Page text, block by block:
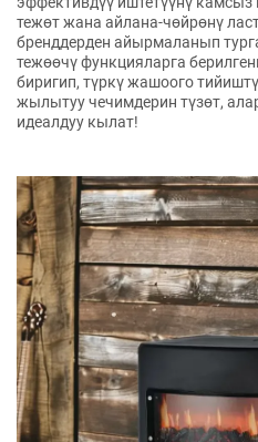
тежөт жана айлана-чөйрөнү
бренддерден айырмаланып
тежөөчү функцияларга
биригип, түркү жашоого
жылытуу чечимдерин түзөт,
идеалдуу кылат!